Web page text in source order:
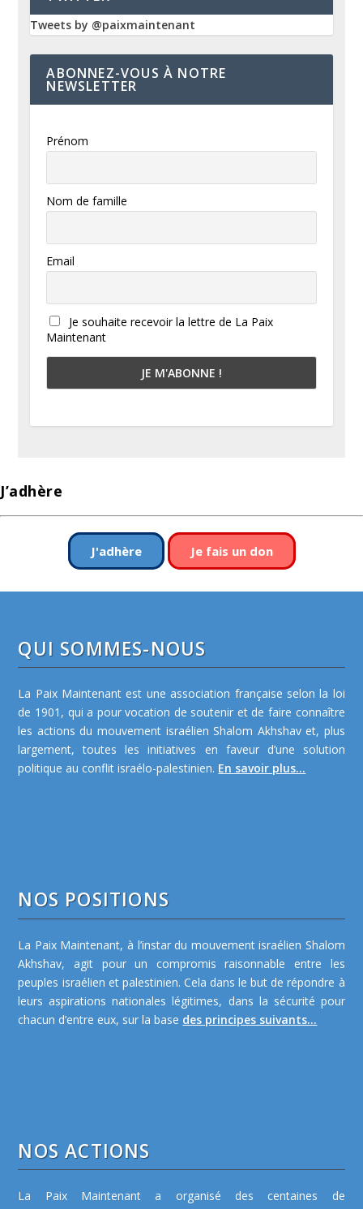
Tweets by @paixmaintenant
ABONNEZ-VOUS À NOTRE
NEWSLETTER
Prénom
Nom de famille
Email
Je souhaite recevoir la lettre de La Paix
Maintenant
J’adhère
J'adhère Je fais un don
QUI SOMMES-NOUS
La Paix Maintenant est une association française selon la loi
de 1901, qui a pour vocation de soutenir et de faire connaître
les actions du mouvement israélien Shalom Akhshav et, plus
largement, toutes les initiatives en faveur d’une solution
politique au conflit israélo-palestinien. En savoir plus...
NOS POSITIONS
La Paix Maintenant, à l’instar du mouvement israélien Shalom
Akhshav, agit pour un compromis raisonnable entre les
peuples israélien et palestinien. Cela dans le but de répondre à
leurs aspirations nationales légitimes, dans la sécurité pour
chacun d’entre eux, sur la base des principes suivants...
NOS ACTIONS
La Paix Maintenant a organisé des centaines de